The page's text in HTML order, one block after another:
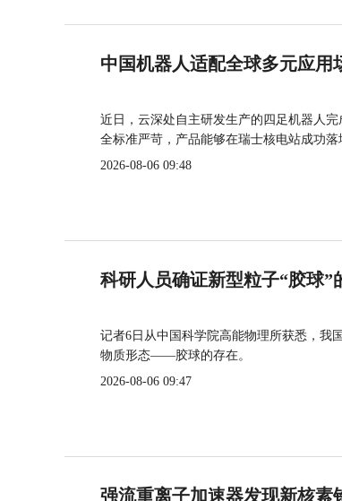
中国机器人适配全球多元应用
近日，云深处自主研发生产的四足机器人
全标准严苛，产品能够在瑞士核电站成功
2026-08-06 09:48
科研人员确证新型粒子“胶球”
记者6日从中国科学院高能物理所获悉，我
物质形态——胶球的存在。
2026-08-06 09:47
强流重离子加速器发现新核素